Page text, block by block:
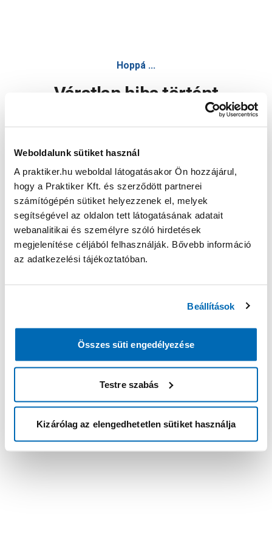
Weboldalunk sütiket használ
A praktiker.hu weboldal látogatásakor Ön hozzájárul,
hogy a Praktiker Kft. és szerződött partnerei
számítógépén sütiket helyezzenek el, melyek
segítségével az oldalon tett látogatásának adatait
webanalitikai és személyre szóló hirdetések
megjelenítése céljából felhasználják. Bővebb információ
az adatkezelési tájékoztatóban.
Beállítások
Összes süti engedélyezése
Testre szabás
Kizárólag az elengedhetetlen sütiket használja
Hoppá ...
Váratlan hiba történt
Oldal újratöltése